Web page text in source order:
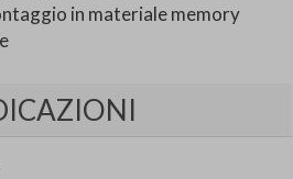
in materiale memory